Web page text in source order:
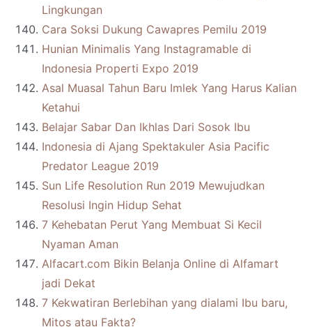
Lingkungan
Cara Soksi Dukung Cawapres Pemilu 2019
Hunian Minimalis Yang Instagramable di
Indonesia Properti Expo 2019
Asal Muasal Tahun Baru Imlek Yang Harus Kalian
Ketahui
Belajar Sabar Dan Ikhlas Dari Sosok Ibu
Indonesia di Ajang Spektakuler Asia Pacific
Predator League 2019
Sun Life Resolution Run 2019 Mewujudkan
Resolusi Ingin Hidup Sehat
7 Kehebatan Perut Yang Membuat Si Kecil
Nyaman Aman
Alfacart.com Bikin Belanja Online di Alfamart
jadi Dekat
7 Kekwatiran Berlebihan yang dialami Ibu baru,
Mitos atau Fakta?